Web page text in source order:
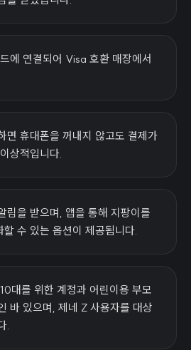
에 연결되어 Visa 호환 매장에서
면 휴대폰을 꺼내지 않고도 결제가
상적입니다.
림을 받으며, 앱을 통해 지팡이를
수 있는 옵션이 제공됩니다.
대를 위한 계정과 어린이용 부모
바 있으며, 제네 Z 사용자를 대상
.